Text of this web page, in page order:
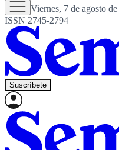
Viernes, 7 de agosto
ISSN 2745-2794
Suscríbete